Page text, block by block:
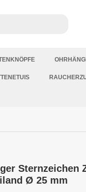
Sternzeichen
Ø 25 mm